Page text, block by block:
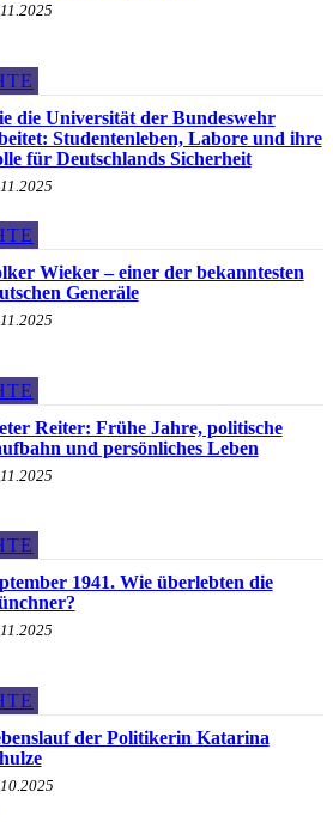
die Universität der Bundeswehr
Studentenleben, Labore und ihre
für Deutschlands Sicherheit
Wieker – einer der bekanntesten
Generäle
Reiter: Frühe Jahre, politische
und persönliches Leben
1941. Wie überlebten die
der Politikerin Katarina